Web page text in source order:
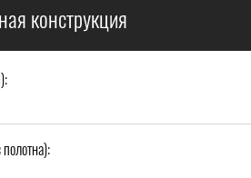
конструкция